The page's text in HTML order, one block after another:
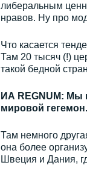
либеральным
нравов. Ну про
Что касается
Там 20 тысяч (!)
такой бедной
ИА REGNUM: Мы
мировой
Там немного
она более
Швеция и Дания,